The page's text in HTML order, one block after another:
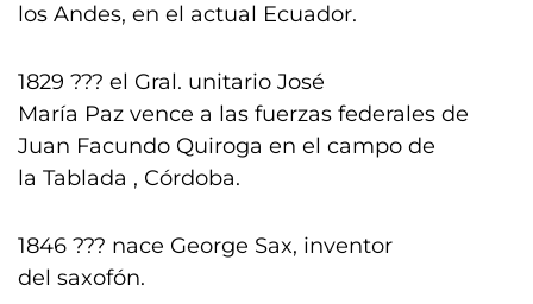
los Andes, en el actual Ecuador.
1829 ??? el Gral. unitario José
María Paz vence a las fuerzas federales de
Juan Facundo Quiroga en el campo de
la Tablada , Córdoba.
1846 ??? nace George Sax, inventor
del saxofón.